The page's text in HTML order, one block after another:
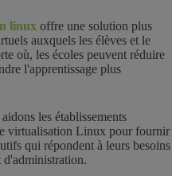
linux offre une solution plus
auxquels les élèves et le
où, les écoles peuvent réduire
l'apprentissage plus
les établissements
virtualisation Linux pour fournir
qui répondent à leurs besoins
d'administration.